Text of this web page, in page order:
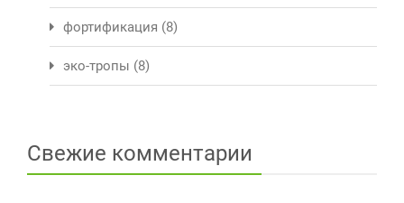
фортификация (8)
эко-тропы (8)
Свежие комментарии